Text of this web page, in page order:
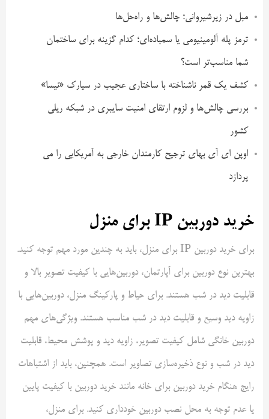
مبل در زیرشیروانی؛ چالش‌ها و راه‌حل‌ها
ترمز پله آلومینیومی یا سمباده‌ای؛ کدام گزینه برای ساختمان
شما مناسب‌تر است؟
کشف یک قمر ناشناخته با ساختاری عجیب در سیارک «نیسا»
بررسی چالش‌ها و لزوم ارتقای امنیت سایبری در شبکه ریلی
کشور
اوپن ای آی بهای ترجیح کارمندان خارجی به آمریکایی را می
پردازد
خرید دوربین IP برای منزل
برای خرید دوربین IP برای منزل، باید به چندین مورد مهم توجه کنید.
بهترین نوع دوربین برای آپارتمان، دوربین‌هایی با کیفیت تصویر بالا و
قابلیت دید در شب هستند. برای حیاط و پارکینگ منزل، دوربین‌هایی با
زاویه دید وسیع و قابلیت دید در شب مناسب هستند. ویژگی‌های مهم
دوربین خانگی شامل کیفیت تصویر، زاویه دید و پوشش محیط، قابلیت
دید در شب و نوع ذخیره‌سازی تصاویر است. همچنین، باید از اشتباهات
رایج هنگام خرید دوربین برای خانه مانند خرید دوربین با کیفیت پایین
یا عدم توجه به محل نصب دوربین خودداری کنید. برای منزل،